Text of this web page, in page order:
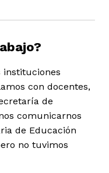
instituciones
con docentes,
de
comunicarnos
de Educación
no tuvimos